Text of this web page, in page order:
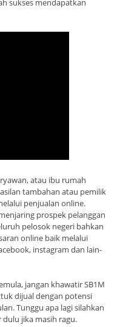
sukses mendapatkan
atau ibu rumah
tambahan atau pemilik
penjualan online.
prospek pelanggan
pelosok negeri bahkan
online baik melalui
instagram dan lain-
jangan khawatir SB1M
dijual dengan potensi
Tunggu apa lagi silahkan
jika masih ragu.